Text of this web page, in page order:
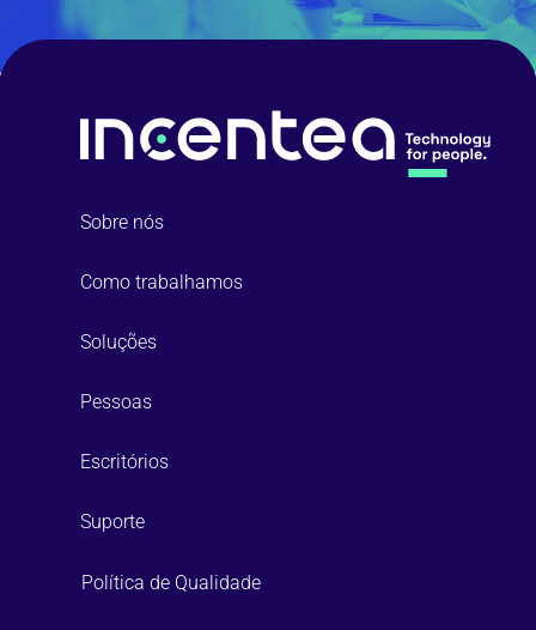
Sobre nós
Como trabalhamos
Soluções
Pessoas
Escritórios
Suporte
Política de Qualidade